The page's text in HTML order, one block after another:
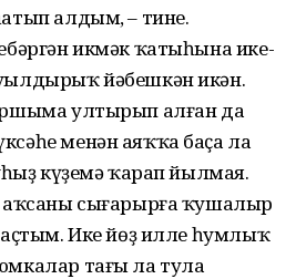
алдым, – тине.
икмәк ҡатыһына ике-
йәбешкән икән.
ултырып алған да
менән аяҡҡа баҫа ла
күҙемә ҡарап йылмая.
аҡсаны сығарырға ҡушалыр
Ике йөҙ илле һумлыҡ
тағы ла тула